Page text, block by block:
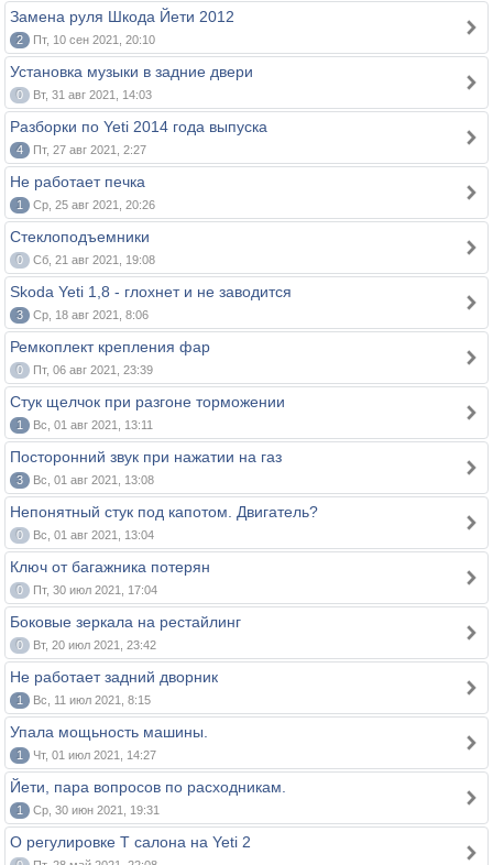
Замена руля Шкода Йети 2012
2 Пт, 10 сен 2021, 20:10
Установка музыки в задние двери
0 Вт, 31 авг 2021, 14:03
Разборки по Yeti 2014 года выпуска
4 Пт, 27 авг 2021, 2:27
Не работает печка
1 Ср, 25 авг 2021, 20:26
Стеклоподъемники
0 Сб, 21 авг 2021, 19:08
Skoda Yeti 1,8 - глохнет и не заводится
3 Ср, 18 авг 2021, 8:06
Ремкоплект крепления фар
0 Пт, 06 авг 2021, 23:39
Стук щелчок при разгоне торможении
1 Вс, 01 авг 2021, 13:11
Посторонний звук при нажатии на газ
3 Вс, 01 авг 2021, 13:08
Непонятный стук под капотом. Двигатель?
0 Вс, 01 авг 2021, 13:04
Ключ от багажника потерян
0 Пт, 30 июл 2021, 17:04
Боковые зеркала на рестайлинг
0 Вт, 20 июл 2021, 23:42
Не работает задний дворник
1 Вс, 11 июл 2021, 8:15
Упала мощьность машины.
1 Чт, 01 июл 2021, 14:27
Йети, пара вопросов по расходникам.
1 Ср, 30 июн 2021, 19:31
О регулировке Т салона на Yeti 2